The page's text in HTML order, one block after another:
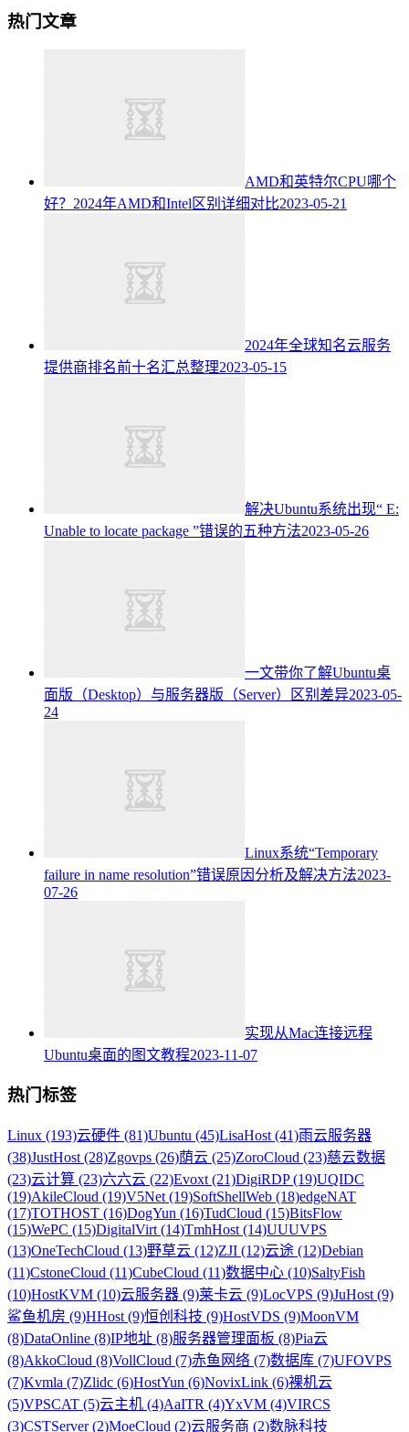
热门文章
AMD和英特尔CPU哪个
好？2024年AMD和Intel区别详细对比2023-05-21
2024年全球知名云服务
提供商排名前十名汇总整理2023-05-15
解决Ubuntu系统出现“ E:
Unable to locate package ”错误的五种方法2023-05-26
一文带你了解Ubuntu桌
面版（Desktop）与服务器版（Server）区别差异2023-05-
24
Linux系统“Temporary
failure in name resolution”错误原因分析及解决方法2023-
07-26
实现从Mac连接远程
Ubuntu桌面的图文教程2023-11-07
热门标签
Linux (193)云硬件 (81)Ubuntu (45)LisaHost (41)雨云服务器
(38)JustHost (28)Zgovps (26)荫云 (25)ZoroCloud (23)慈云数据
(23)云计算 (23)六六云 (22)Evoxt (21)DigiRDP (19)UQIDC
(19)AkileCloud (19)V5Net (19)SoftShellWeb (18)edgeNAT
(17)TOTHOST (16)DogYun (16)TudCloud (15)BitsFlow
(15)WePC (15)DigitalVirt (14)TmhHost (14)UUUVPS
(13)OneTechCloud (13)野草云 (12)ZJI (12)云途 (12)Debian
(11)CstoneCloud (11)CubeCloud (11)数据中心 (10)SaltyFish
(10)HostKVM (10)云服务器 (9)莱卡云 (9)LocVPS (9)JuHost (9)
鲨鱼机房 (9)HHost (9)恒创科技 (9)HostVDS (9)MoonVM
(8)DataOnline (8)IP地址 (8)服务器管理面板 (8)Pia云
(8)AkkoCloud (8)VollCloud (7)赤鱼网络 (7)数据库 (7)UFOVPS
(7)Kvmla (7)Zlidc (6)HostYun (6)NovixLink (6)裸机云
(5)VPSCAT (5)云主机 (4)AaITR (4)YxVM (4)VIRCS
(3)CSTServer (2)MoeCloud (2)云服务商 (2)数脉科技